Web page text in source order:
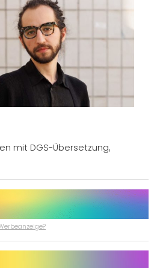
mit DGS-Übersetzung,